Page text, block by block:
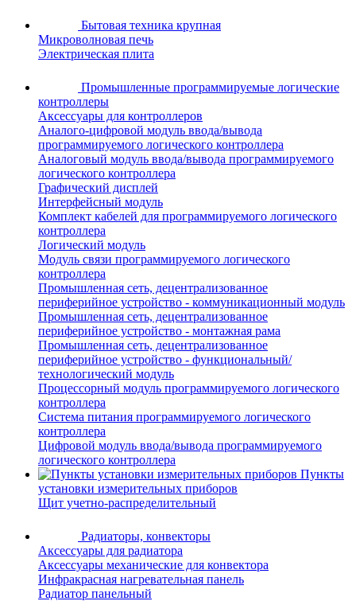
Бытовая техника крупная
Микроволновая печь
Электрическая плита
Промышленные программируемые логические
контроллеры
Аксессуары для контроллеров
Аналого-цифровой модуль ввода/вывода
программируемого логического контроллера
Аналоговый модуль ввода/вывода программируемого
логического контроллера
Графический дисплей
Интерфейсный модуль
Комплект кабелей для программируемого логического
контроллера
Логический модуль
Модуль связи программируемого логического
контроллера
Промышленная сеть, децентрализованное
периферийное устройство - коммуникационный модуль
Промышленная сеть, децентрализованное
периферийное устройство - монтажная рама
Промышленная сеть, децентрализованное
периферийное устройство - функциональный/
технологический модуль
Процессорный модуль программируемого логического
контроллера
Система питания программируемого логического
контроллера
Цифровой модуль ввода/вывода программируемого
логического контроллера
Пункты
установки измерительных приборов
Щит учетно-распределительный
Радиаторы, конвекторы
Аксессуары для радиатора
Аксессуары механические для конвектора
Инфракрасная нагревательная панель
Радиатор панельный